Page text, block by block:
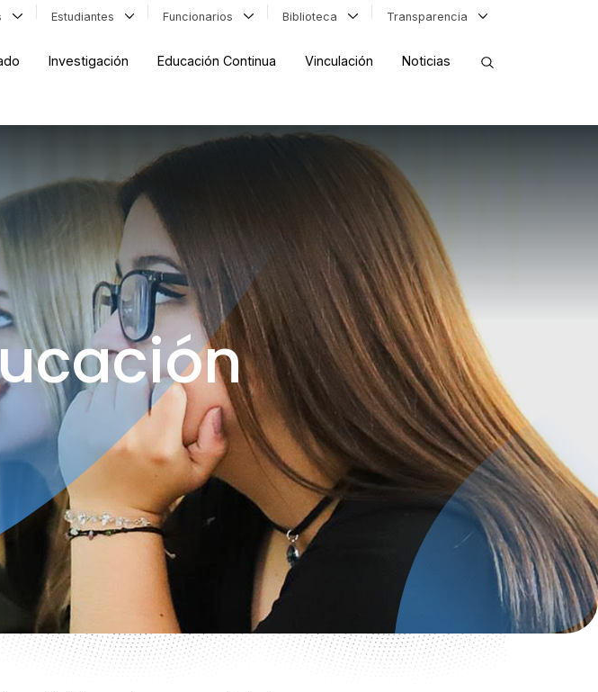
FILTRAR INFORMACIÓN
Estudiantes Funcionarios Biblioteca Transparencia
Investigación Educación Continua Vinculación Noticias